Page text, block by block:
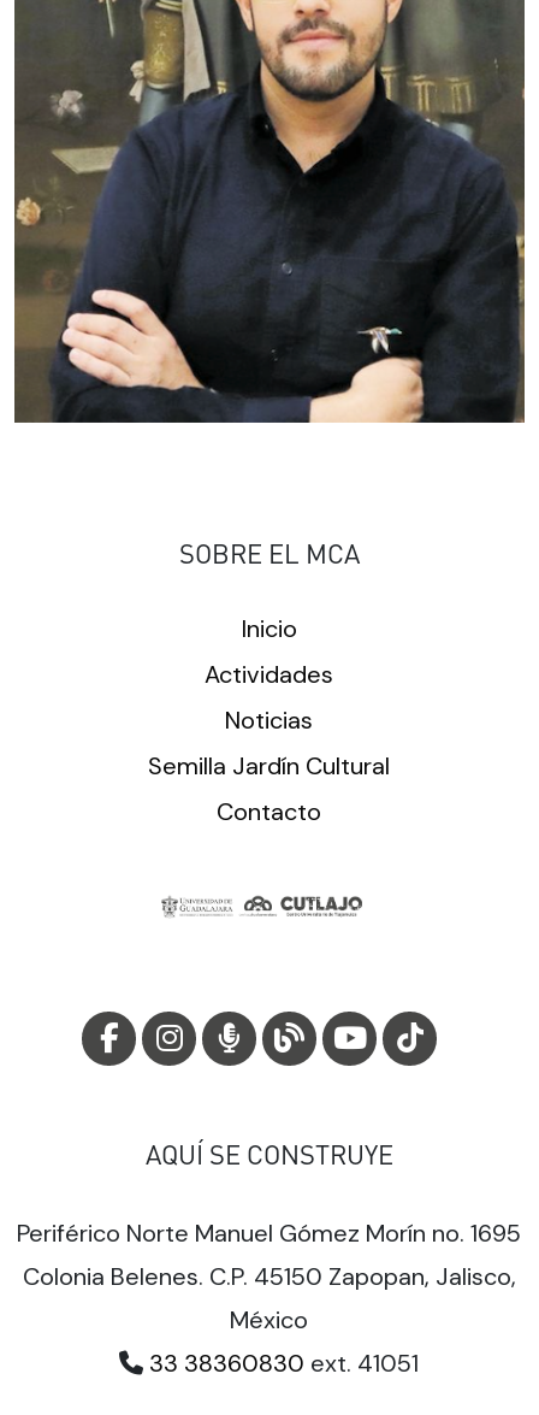
SOBRE EL MCA
Inicio
Actividades
Noticias
Semilla Jardín Cultural
Contacto
AQUÍ SE CONSTRUYE
Periférico Norte Manuel Gómez Morín no. 1695
Colonia Belenes. C.P. 45150 Zapopan, Jalisco,
México
33 38360830 ext. 41051